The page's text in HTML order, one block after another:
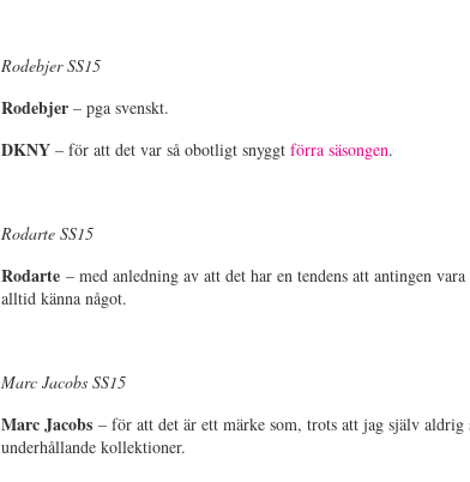
Rodebjer SS15
Rodebjer – pga svenskt.
DKNY – för att det var så obotligt snyggtförra säsongen.
Rodarte SS15
Rodarte – med anledning av att det har en tendens att antingen
alltid känna något.
Marc Jacobs SS15
Marc Jacobs – för att det är ett märke som, trots att jag själv
underhållande kollektioner.